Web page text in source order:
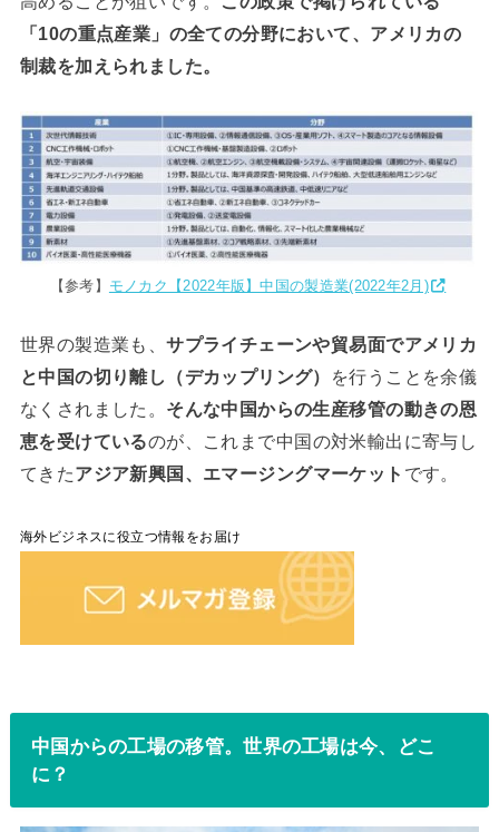
「10の重点産業」の全ての分野において、アメリカの
制裁を加えられました。
【参考】 モノカク【2022年版】中国の製造業(2022年2月)
世界の製造業も、サプライチェーンや貿易面でアメリカ
と中国の切り離し（デカップリング）
を行うことを余儀
なくされました。 そんな中国からの生産移管の動きの恩
恵を受けているのが、これまで中国の対米輸出に寄与し
てきたアジア新興国、エマージングマーケット です。
海外ビジネスに役立つ情報をお届け
中国からの工場の移管。世界の工場は今、どこ
に？